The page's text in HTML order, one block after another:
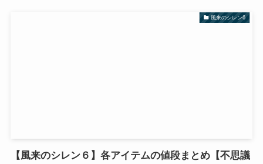
風来のシレン6
【風来のシレン６】各アイテムの値段まとめ【不思議